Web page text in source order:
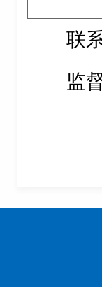
联
监